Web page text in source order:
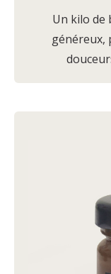
Un kilo de
généreux,